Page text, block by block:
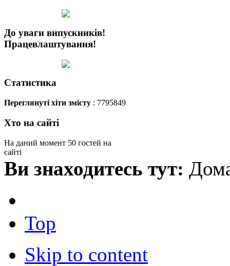
До уваги випускників!
Працевлаштування!
Статистика
Переглянуті хіти змісту : 7795849
Хто на сайті
На даний момент 50 гостей на
сайті
Ви знаходитесь тут:
Top
Skip to content